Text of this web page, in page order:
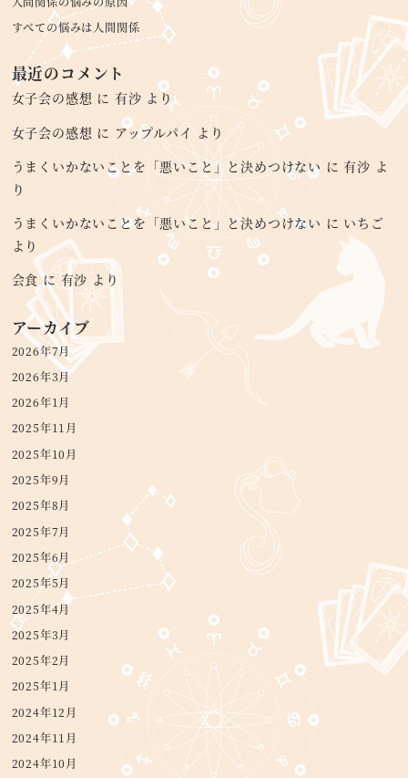
すべての悩みは人間関係
最近のコメント
女子会の感想 に 有沙 より
女子会の感想 に アップルパイ より
うまくいかないことを「悪いこと」と決めつけない に有沙 よ
り
うまくいかないことを「悪いこと」と決めつけない に いちご
より
会食に有沙 より
アーカイブ
2026年7月
2026年3月
2026年1月
2025年11月
2025年10月
2025年9月
2025年8月
2025年7月
2025年6月
2025年5月
2025年4月
2025年3月
2025年2月
2025年1月
2024年12月
2024年11月
2024年10月